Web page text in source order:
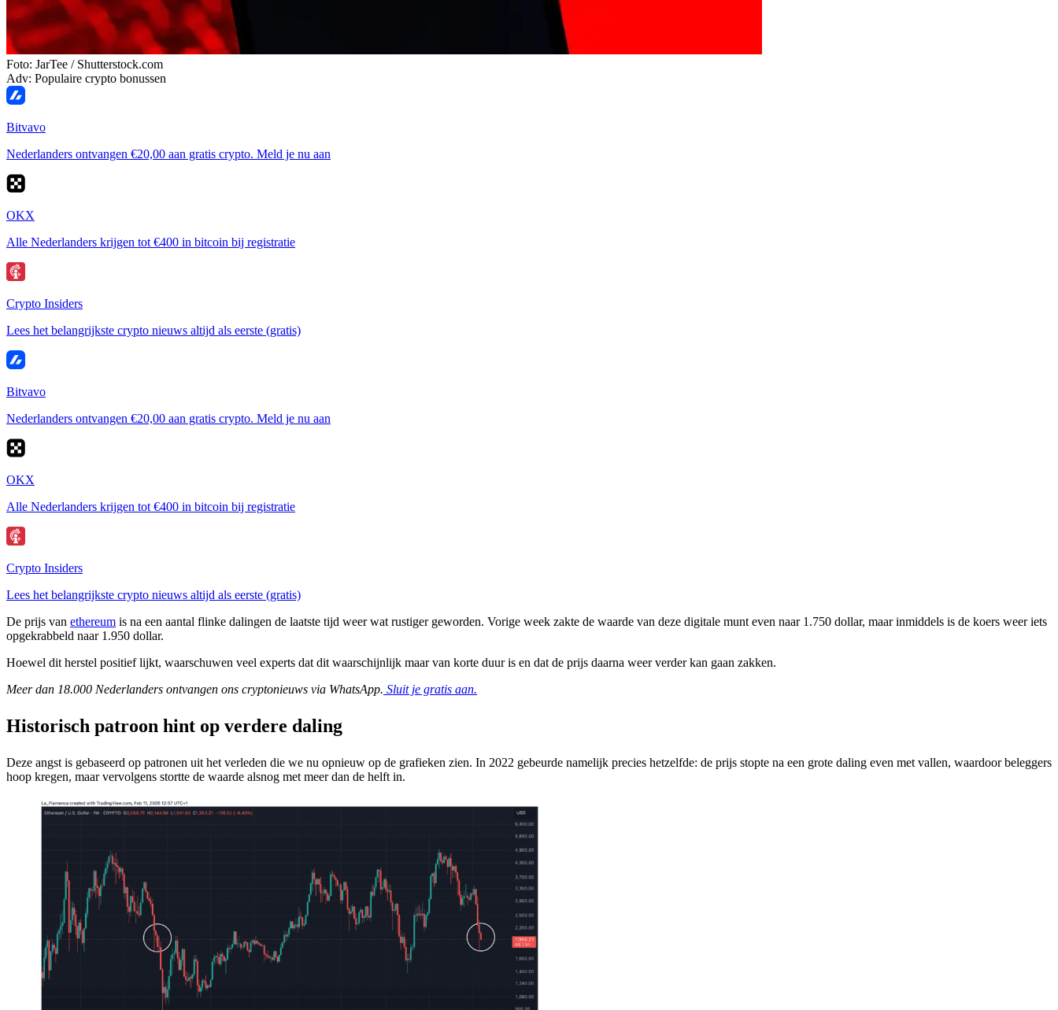
Foto: JarTee / Shutterstock.com
Adv: Populaire crypto bonussen
Bitvavo
Nederlanders ontvangen €20,00 aan gratis crypto. Meld je nu aan
OKX
Alle Nederlanders krijgen tot €400 in bitcoin bij registratie
Crypto Insiders
Lees het belangrijkste crypto nieuws altijd als eerste (gratis)
Bitvavo
Nederlanders ontvangen €20,00 aan gratis crypto. Meld je nu aan
OKX
Alle Nederlanders krijgen tot €400 in bitcoin bij registratie
Crypto Insiders
Lees het belangrijkste crypto nieuws altijd als eerste (gratis)
De prijs van ethereum is na een aantal flinke dalingen de laatste tijd weer wat rustiger geworden. Vorige week zakte de waarde van deze digitale munt even naar 1.750 dollar, maar inmiddels is de koers weer iets
opgekrabbeld naar 1.950 dollar.
Hoewel dit herstel positief lijkt, waarschuwen veel experts dat dit waarschijnlijk maar van korte duur is en dat de prijs daarna weer verder kan gaan zakken.
Meer dan 18.000 Nederlanders ontvangen ons cryptonieuws via WhatsApp. Sluit je gratis aan.
Historisch patroon hint op verdere daling
Deze angst is gebaseerd op patronen uit het verleden die we nu opnieuw op de grafieken zien. In 2022 gebeurde namelijk precies hetzelfde: de prijs stopte na een grote daling even met vallen, waardoor beleggers
hoop kregen, maar vervolgens stortte de waarde alsnog met meer dan de helft in.